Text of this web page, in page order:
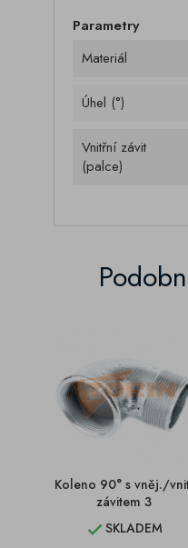
Parametry
Materiál
Úhel (°)
Vnitřní závit
(palce)
Koleno 90° s vněj./
závitem 3
SKLADEM